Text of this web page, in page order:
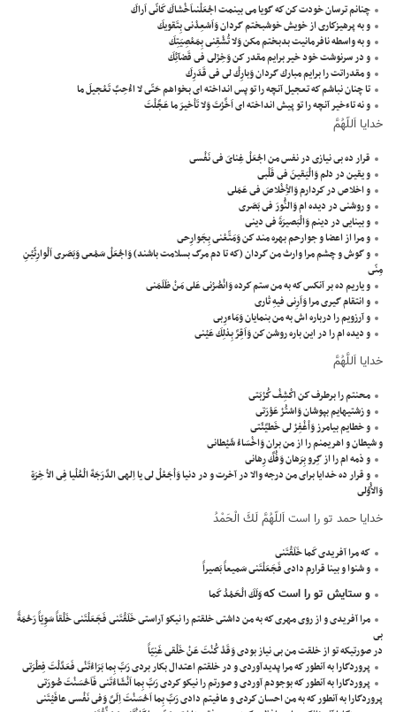
چنانم ترسان خودت كن كه گويا مى بينمت اجْعَلْنىاَخْشاكَ كَانّى اَراكَ
و به پرهيزكارى از خويش خوشبختم گردان وَاَسْعِدْنى بِتَقويكَ
و به واسطه نافرمانيت بدبختم مكن وَلا تُشْقِنى بِمَعْصِيَتِكَ
و در سرنوشت خود خير برايم مقدر كن وَخِرْلى فى قَضآئِكَ
و مقدراتت را برايم مبارك گردان وَبارِكْ لى فى قَدَرِكَ
تا چنان نباشم كه تعجيل آنچه را تو پس انداخته اى بخواهم حَتّى لا اءُحِبَّ تَعْجيلَ ما
و نه تاءخير آنچه را تو پيش انداخته اى اَخَّرْتَ وَلا تَاْخيرَ ما عَجَّلْتَ
خدايا اَللّهُمَّ
قرار ده بى نيازى در نفس من اجْعَلْ غِناىَ فى نَفْسى
و يقين در دلم وَالْيَقينَ فى قَلْبى
و اخلاص در كردارم وَالاِْخْلاصَ فى عَمَلى
و روشنى در ديده ام وَالنُّورَ فى بَصَرى
و بينايى در دينم وَالْبَصيرَةَ فى دينى
و مرا از اعضا و جوارحم بهره مند كن وَمَتِّعْنى بِجَوارِحى
و گوش و چشم مرا وارث من گردان (كه تا دم مرگ بسلامت باشند) وَاجْعَلْ سَمْعى وَبَصَرى اَلْوارِثَيْنِ
مِنّى
و ياريم ده بر آنكس كه به من ستم كرده وَانْصُرْنى عَلى مَنْ ظَلَمَنى
و انتقام گيرى مرا وَاَرِنى فيهِ ثارى
و آرزويم را درباره اش به من بنمايان وَمَاءرِبى
و ديده ام را در اين باره روشن كن وَاَقِرَّ بِذلِكَ عَيْنى
خدايا اَللَّهُمَّ
محنتم را برطرف كن اكْشِفْ كُرْبَتى
و زشتيهايم بپوشان وَاسْتُرْ عَوْرَتى
و خطايم بيامرز وَاْغْفِرْ لى خَطيَّئَتى
و شيطان و اهريمنم را از من بران وَاخْسَاءْ شَيْطانى
و ذمه ام را از گِرو بِرَهان وَفُكَّ رِهانى
و قرار ده خدايا براى من درجه والا در آخرت و در دنيا وَاْجَعْلْ لى يا اِلهى الدَّرَجَةَ الْعُلْيا فِى الاْ خِرَةِ
وَالاُْوْلى
خدايا حمد تو را است اَللّهُمَّ لَكَ الْحَمْدُ
كه مرا آفريدى كَما خَلَقْتَنى
و شنوا و بينا قرارم دادى فَجَعَلْتَنى سَميعاً بَصيراً
و ستايش تو را است كهوَلَكَ الْحَمْدُ كَما
مرا آفريدى و از روى مهرى كه به من داشتى خلقتم را نيكو آراستى خَلَقْتَنى فَجَعَلْتَنى خَلْقاً سَوِيّاً رَحْمَةً
بى
در صورتيكه تو از خلقت من بى نياز بودى وَقَدْ كُنْتَ عَنْ خَلْقى غَنِيّاً
پروردگارا به آنطور كه مرا پديدآوردى و در خلقتم اعتدال بكار بردى رَبِّ بِما بَرَاءْتَنْى فَعَدَّلْتَ فِطْرَتى
پروردگارا به آنطور كه بوجودم آوردى و صورتم را نيكو كردى رَبِّ بِما اَنْشَاءْتَنى فَاَحْسَنْتَ صُورَتى
پروردگارا به آنطور كه به من احسان كردى و عافيتم دادى رَبِّ بِما اَحْسَنْتَ اِلَىَّ وَفى نَفْسى عافَيْتَنى